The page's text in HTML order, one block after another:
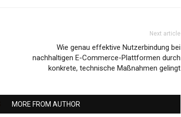
Next article
Wie genau effektive Nutzerbindung bei
nachhaltigen E-Commerce-Plattformen durch
konkrete, technische Maßnahmen gelingt
MORE FROM AUTHOR